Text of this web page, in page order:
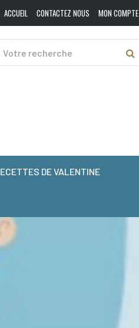
ACCUEIL CONTACTEZ NOUS MON COMPTE
DE VALENTINE